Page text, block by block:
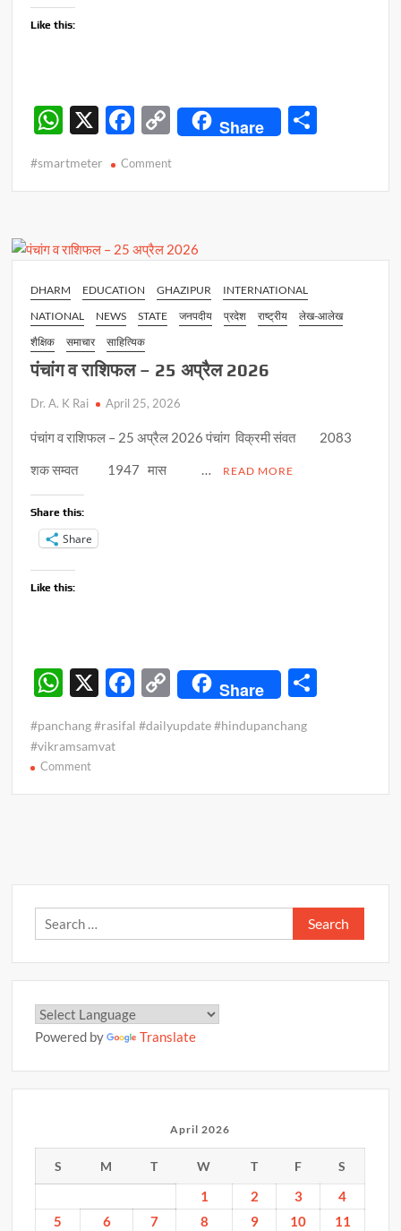
Like this:
W
at
A
p
p
X
F
e
o
o
k
C
p
n
k
Share
#smartmeter Commenton
बिजली
बिलों
संशोधन
को
उपकेंद्र
पर
DHARM EDUCATION GHAZIPUR
INTERNATIONAL
NATIONAL
NEWS STATE जनपदीय प्रदेश राष्ट्रीय
लेख-आलेख
शैक्षिक
समाचार साहित्यिक
पंचांग व राशिफल – 25 अप्रैल 2026
Dr. A. K Rai April 25, 2026
पंचांग व राशिफल – 25 अप्रैल 2026 पंचांग विक्रमी संवत 2083
शक सम्वत 1947 मास …
READ MORE
Share this:
Share
Like this:
W
at
s
A
X
F
e
o
C
p
Li
Share
#panchang #rasifal #dailyupdate #hindupanchang
#vikramsamvat
Commenton
अप्रैल
Search
for:
Powered by Translate
April 2026
S M T W T F S
1 2 3
4
5
6 7 8 9 10 11